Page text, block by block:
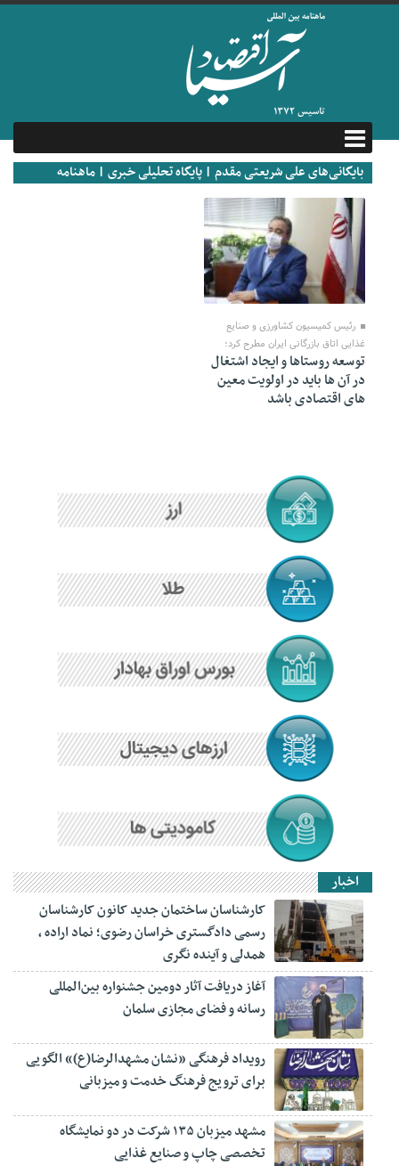
بایگانی‌های علی شریعتی مقدم | پایگاه تحلیلی خبری | ماهنامه
اقتصاد آسیا
30 جولای 2020
رئیس کمیسیون کشاورزی و صنایع
غذایی اتاق بازرگانی ایران مطرح کرد؛
توسعه روستاها و ایجاد اشتغال
در آن ها باید در اولویت معین
های اقتصادی باشد
اخبار
کارشناسان ساختمان جدید کانون کارشناسان
رسمی دادگستری خراسان رضوی؛ نماد اراده ،
همدلی و آینده نگری
آغاز دریافت آثار دومین جشنواره بین‌المللی
رسانه و فضای مجازی سلمان
رویداد فرهنگی «نشان مشهدالرضا(ع)» الگویی
برای ترویج فرهنگ خدمت و میزبانی
مشهد میزبان ۱۳۵ شرکت در دو نمایشگاه
تخصصی چاپ و صنایع غذایی